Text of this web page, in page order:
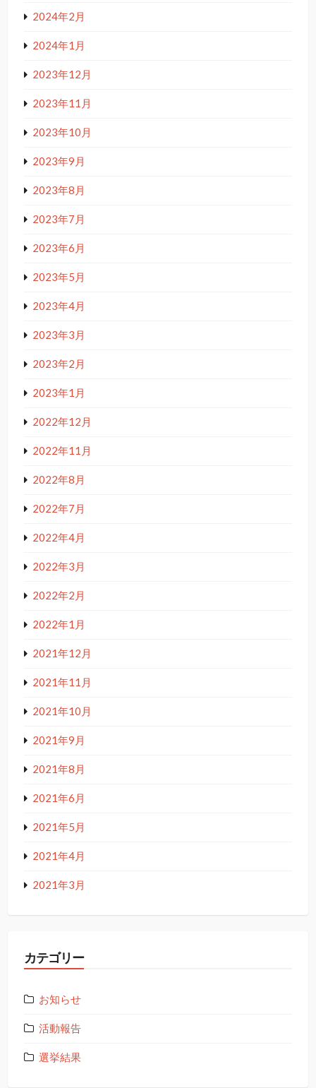
2024年2月
2024年1月
2023年12月
2023年11月
2023年10月
2023年9月
2023年8月
2023年7月
2023年6月
2023年5月
2023年4月
2023年3月
2023年2月
2023年1月
2022年12月
2022年11月
2022年8月
2022年7月
2022年4月
2022年3月
2022年2月
2022年1月
2021年12月
2021年11月
2021年10月
2021年9月
2021年8月
2021年6月
2021年5月
2021年4月
2021年3月
カテゴリー
お知らせ
活動報告
選挙結果